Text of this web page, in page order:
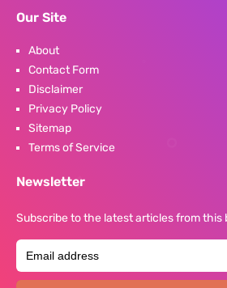
Our Site
About
Contact Form
Disclaimer
Privacy Policy
Sitemap
Terms of Service
Newsletter
Subscribe to the latest articles from this